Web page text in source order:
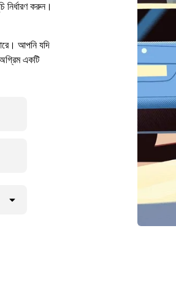
করুন।
আপনি যদি
একটি